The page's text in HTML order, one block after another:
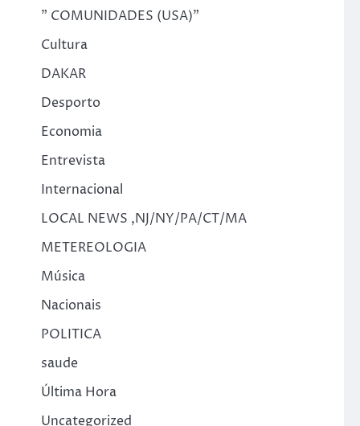
" COMUNIDADES (USA)"
Cultura
DAKAR
Desporto
Economia
Entrevista
Internacional
LOCAL NEWS ,NJ/NY/PA/CT/MA
METEREOLOGIA
Música
Nacionais
POLITICA
saude
Última Hora
Uncategorized